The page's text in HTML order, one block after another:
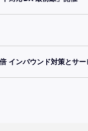
インバウンド対策とサ